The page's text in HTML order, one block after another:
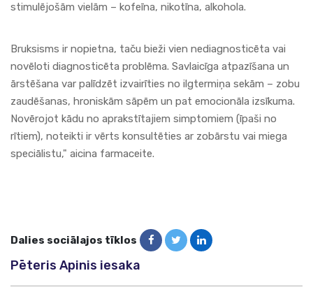
stimulējošām vielām – kofeīna, nikotīna, alkohola.
Bruksisms ir nopietna, taču bieži vien nediagnosticēta vai
novēloti diagnosticēta problēma. Savlaicīga atpazīšana un
ārstēšana var palīdzēt izvairīties no ilgtermiņa sekām – zobu
zaudēšanas, hroniskām sāpēm un pat emocionāla izsīkuma.
Novērojot kādu no aprakstītajiem simptomiem (īpaši no
rītiem), noteikti ir vērts konsultēties ar zobārstu vai miega
speciālistu," aicina farmaceite.
Dalies sociālajos tīklos
Pēteris Apinis iesaka